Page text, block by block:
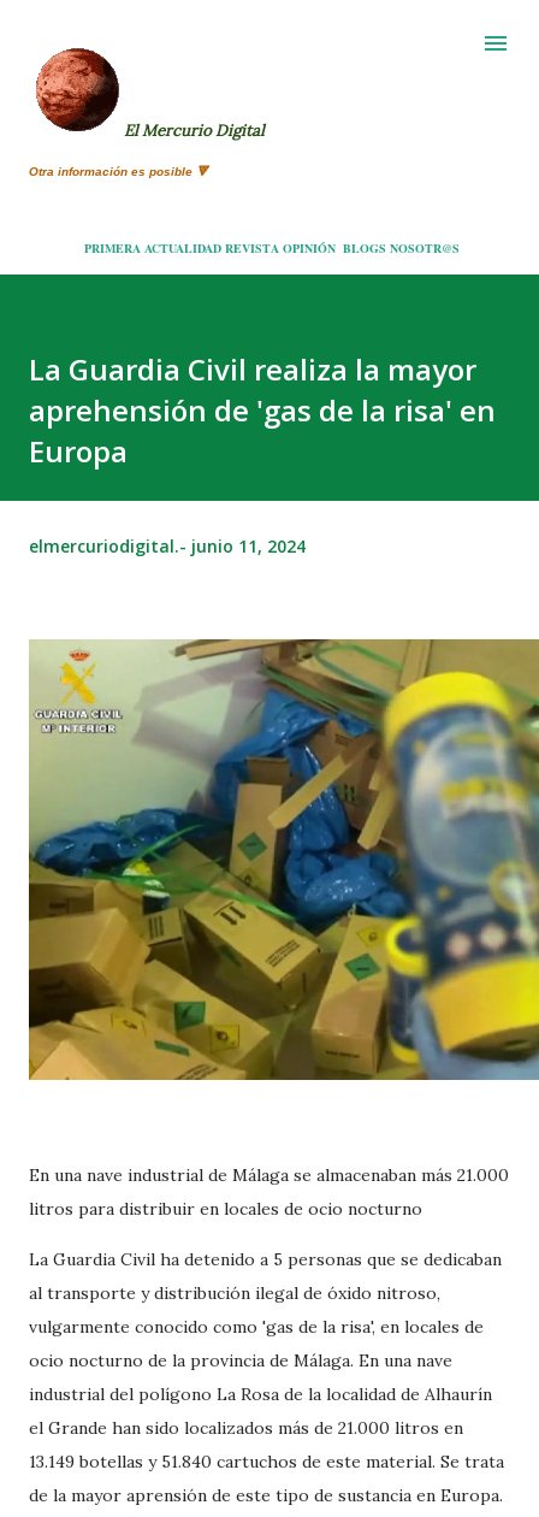
El Mercurio Digital
Otra información es posible 🔻
PRIMERA ACTUALIDAD REVISTA OPINIÓN BLOGS NOSOTR@S
La Guardia Civil realiza la mayor
aprehensión de 'gas de la risa' en
Europa
elmercuriodigital.- junio 11, 2024
En una nave industrial de Málaga se almacenaban más 21.000
litros para distribuir en locales de ocio nocturno
La Guardia Civil ha detenido a 5 personas que se dedicaban
al transporte y distribución ilegal de óxido nitroso,
vulgarmente conocido como 'gas de la risa', en locales de
ocio nocturno de la provincia de Málaga. En una nave
industrial del polígono La Rosa de la localidad de Alhaurín
el Grande han sido localizados más de 21.000 litros en
13.149 botellas y 51.840 cartuchos de este material. Se trata
de la mayor aprensión de este tipo de sustancia en Europa.